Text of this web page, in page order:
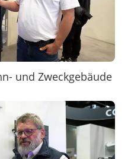
und Zweckgebäude